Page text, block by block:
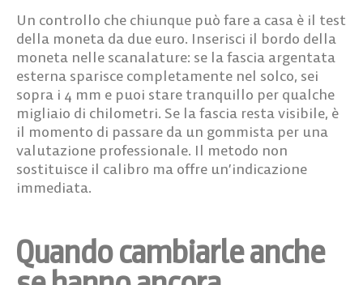
Un controllo che chiunque può fare a casa è il test
della moneta da due euro. Inserisci il bordo della
moneta nelle scanalature: se la fascia argentata
esterna sparisce completamente nel solco, sei
sopra i 4 mm e puoi stare tranquillo per qualche
migliaio di chilometri. Se la fascia resta visibile, è
il momento di passare da un gommista per una
valutazione professionale. Il metodo non
sostituisce il calibro ma offre un’indicazione
immediata.
Quando cambiarle anche